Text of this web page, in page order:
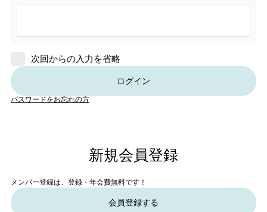
次回からの入力を省略
ログイン
パスワードをお忘れの方
新規会員登録
メンバー登録は、登録・年会費無料です！
会員登録する